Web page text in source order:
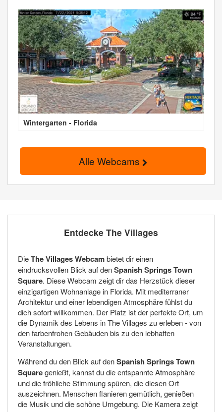
Wintergarten - Florida
Alle Webcams
Entdecke The Villages
DieThe Villages Webcambietet dir einen
eindrucksvollen Blick auf denSpanish Springs Town
Square. Diese Webcam zeigt dir das Herzstück dieser
einzigartigen Wohnanlage in Florida. Mit mediterraner
Architektur und einer lebendigen Atmosphäre fühlst du
dich sofort willkommen. Der Platz ist der perfekte Ort, um
die Dynamik des Lebens in The Villages zu erleben - von
den farbenfrohen Gebäuden bis zu den lebhaften
Veranstaltungen.
Während du den Blick auf denSpanish Springs Town
Squaregenießt, kannst du die entspannte Atmosphäre
und die fröhliche Stimmung spüren, die diesen Ort
auszeichnen. Menschen flanieren gemütlich, genießen
die Musik und die schöne Umgebung. Die Kamera zeigt